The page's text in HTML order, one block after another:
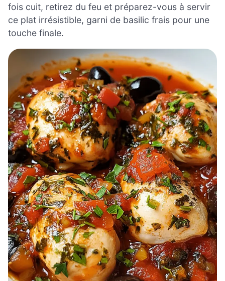
fois cuit, retirez du feu et préparez-vous à servir
ce plat irrésistible, garni de basilic frais pour une
touche finale.